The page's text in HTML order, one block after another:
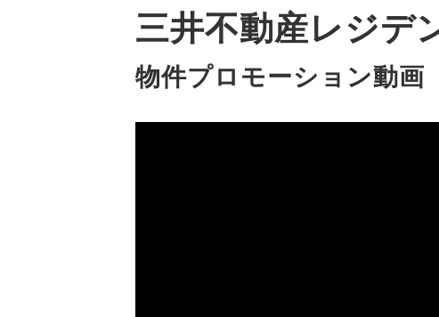
三井不動産レジデ
物件プロモーション動画